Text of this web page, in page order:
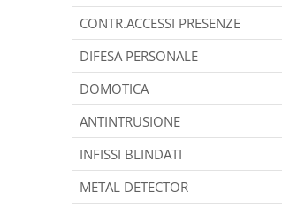
CONTR.ACCESSI PRESENZE
DIFESA PERSONALE
DOMOTICA
ANTINTRUSIONE
INFISSI BLINDATI
METAL DETECTOR